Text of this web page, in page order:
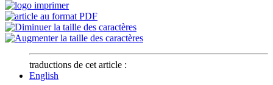
traductions de cet article :
English